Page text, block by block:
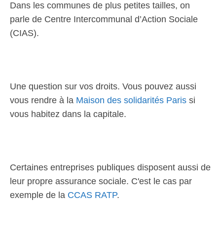
Dans les communes de plus petites tailles, on
parle de Centre Intercommunal d’Action Sociale
(CIAS).
Une question sur vos droits. Vous pouvez aussi
vous rendre à la Maison des solidarités Paris si
vous habitez dans la capitale.
Certaines entreprises publiques disposent aussi de
leur propre assurance sociale. C'est le cas par
exemple de la CCAS RATP.